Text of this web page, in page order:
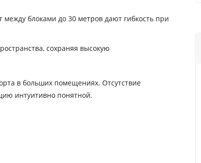
блоками до 30 метров дают гибкость при
сохраняя высокую
в больших помещениях. Отсутствие
интуитивно понятной.